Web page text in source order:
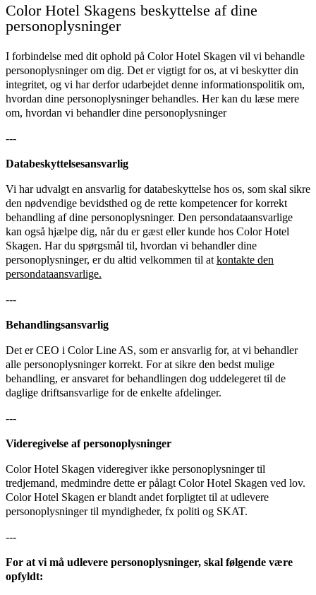
Color Hotel Skagens beskyttelse af dine
personoplysninger
I forbindelse med dit ophold på Color Hotel Skagen vil vi behandle
personoplysninger om dig. Det er vigtigt for os, at vi beskytter din
integritet, og vi har derfor udarbejdet denne informationspolitik om,
hvordan dine personoplysninger behandles. Her kan du læse mere
om, hvordan vi behandler dine personoplysninger
---
Databeskyttelsesansvarlig
Vi har udvalgt en ansvarlig for databeskyttelse hos os, som skal sikre
den nødvendige bevidsthed og de rette kompetencer for korrekt
behandling af dine personoplysninger. Den persondataansvarlige
kan også hjælpe dig, når du er gæst eller kunde hos Color Hotel
Skagen. Har du spørgsmål til, hvordan vi behandler dine
personoplysninger, er du altid velkommen til at kontakte den
persondataansvarlige.
---
Behandlingsansvarlig
Det er CEO i Color Line AS, som er ansvarlig for, at vi behandler
alle personoplysninger korrekt. For at sikre den bedst mulige
behandling, er ansvaret for behandlingen dog uddelegeret til de
daglige driftsansvarlige for de enkelte afdelinger.
---
Videregivelse af personoplysninger
Color Hotel Skagen videregiver ikke personoplysninger til
tredjemand, medmindre dette er pålagt Color Hotel Skagen ved lov.
Color Hotel Skagen er blandt andet forpligtet til at udlevere
personoplysninger til myndigheder, fx politi og SKAT.
---
For at vi må udlevere personoplysninger, skal følgende være
opfyldt: